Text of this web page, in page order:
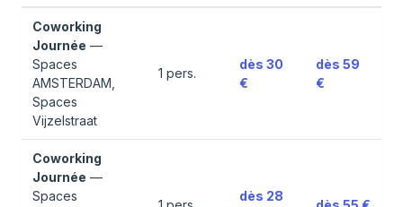
Coworking
Journée —
Spaces
AMSTERDAM,
Spaces
Vijzelstraat
1 pers.
dès 30
€
dès 59
€
Coworking
Journée —
Spaces
dès 28